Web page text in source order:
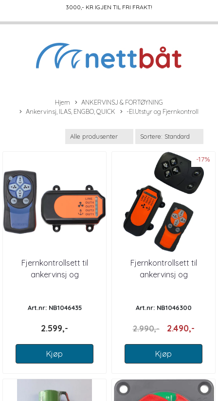
3000,- KR IGJEN TIL FRI FRAKT!
Hjem
ANKERVINSJ & FORTØYNING
Ankervinsj, ILAS, ENGBO, QUICK
-El.Utstyr og Fjernkontroll
Fjernkontrollsett til
ankervinsj og
Art.nr: NB1046435
2.599,-
Kjøp
-17%
Fjernkontrollsett til
ankervinsj og
Art.nr: NB1046300
2.990,- 2.490,-
Kjøp